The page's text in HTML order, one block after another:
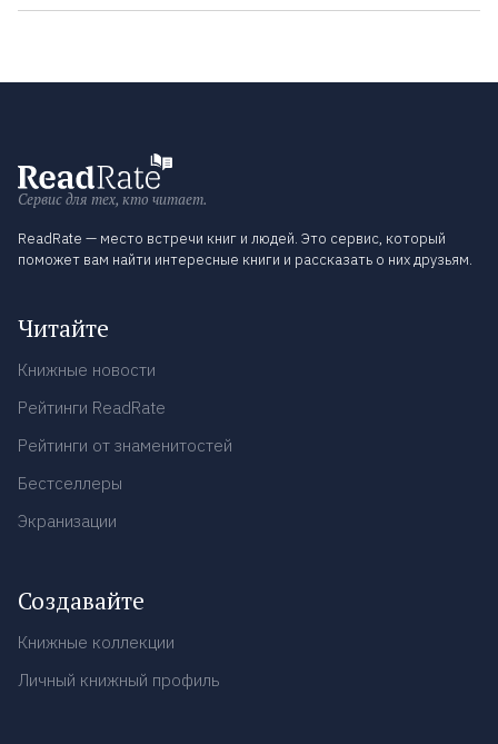
Сервис для тех, кто читает.
ReadRate — место встречи книг и людей. Это сервис, который
поможет вам найти интересные книги и рассказать о них друзьям.
Читайте
Книжные новости
Рейтинги ReadRate
Рейтинги от знаменитостей
Бестселлеры
Экранизации
Создавайте
Книжные коллекции
Личный книжный профиль